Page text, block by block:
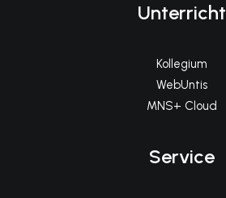
Unterricht
Kollegium
WebUntis
MNS+ Cloud
Service